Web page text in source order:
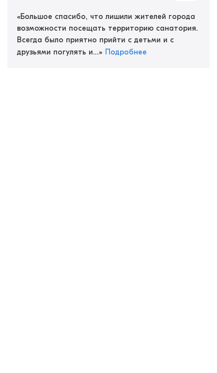
«Большое спасибо, что лишили жителей города
возможности посещать территорию санатория.
Всегда было приятно прийти с детьми и с
друзьями погулять и...» Подробнее